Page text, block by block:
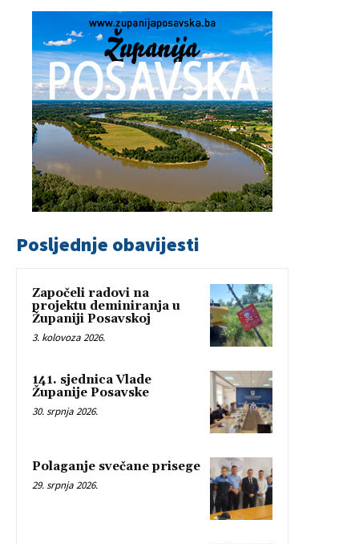
Posljednje obavijesti
Započeli radovi na
projektu deminiranja u
Županiji Posavskoj
3. kolovoza 2026.
141. sjednica Vlade
Županije Posavske
30. srpnja 2026.
Polaganje svečane prisege
29. srpnja 2026.